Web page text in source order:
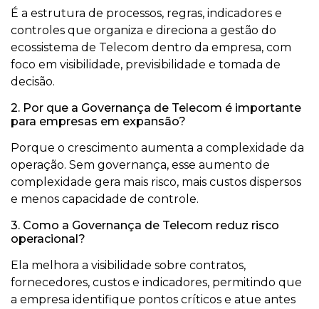
É a estrutura de processos, regras, indicadores e
controles que organiza e direciona a gestão do
ecossistema de Telecom dentro da empresa, com
foco em visibilidade, previsibilidade e tomada de
decisão.
2. Por que a Governança de Telecom é importante
para empresas em expansão?
Porque o crescimento aumenta a complexidade da
operação. Sem governança, esse aumento de
complexidade gera mais risco, mais custos dispersos
e menos capacidade de controle.
3. Como a Governança de Telecom reduz risco
operacional?
Ela melhora a visibilidade sobre contratos,
fornecedores, custos e indicadores, permitindo que
a empresa identifique pontos críticos e atue antes